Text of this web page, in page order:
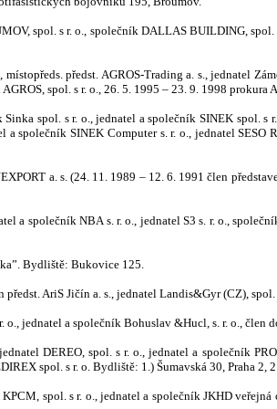
spol. s r. o., společník DALLAS BUILDING, spol.
předst. AGROS-Trading a. s., jednatel
spol. s r. o., 26. 5. 1995 – 23. 9. 1998
spol. s r. o., jednatel a společník SINEK spol. s
a společník SINEK Computers. r. o., jednatel SESO
a. s. (24. 11. 1989 – 12. 6. 1991 člen
a společník NBA s. r. o., jednatel S3 s. r. o.,
Bydliště: Bukovice 125.
předst. AriS Jičín a. s., jednatel Landis&Gyr (CZ), spol.
o., jednatel a společník Bohuslav &Hucl, s. r. o., člen
DEREO, spol. s r. o., jednatel a společník
spol. s r. o. Bydliště: 1.) Šumavská 30, Praha 2,
spol. s r. o., jednatel a společník JKHD